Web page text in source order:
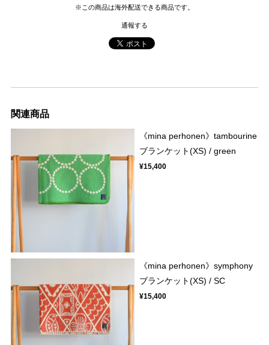
※この商品は海外配送できる商品です。
通報する
関連商品
《mina perhonen》tambourine
ブランケット(XS) / green
¥15,400
《mina perhonen》symphony
ブランケット(XS) / SC
¥15,400